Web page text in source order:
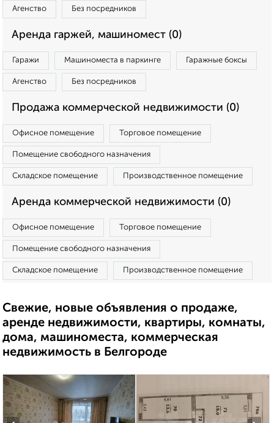
Агенство Без посредников
Аренда гаржей, машиномест (0)
Гаражи Машиноместа в паркинге Гаражные боксы
Агенство Без посредников
Продажа коммерческой недвижимости (0)
Офисное помещение Торговое помещение
Помещение свободного назначения
Складское помещение Производственное помещение
Аренда коммерческой недвижимости (0)
Офисное помещение Торговое помещение
Помещение свободного назначения
Складское помещение Производственное помещение
Свежие, новые объявления о продаже,
аренде недвижимости, квартиры, комнаты,
дома, машиноместа, коммерческая
недвижимость в Белгороде